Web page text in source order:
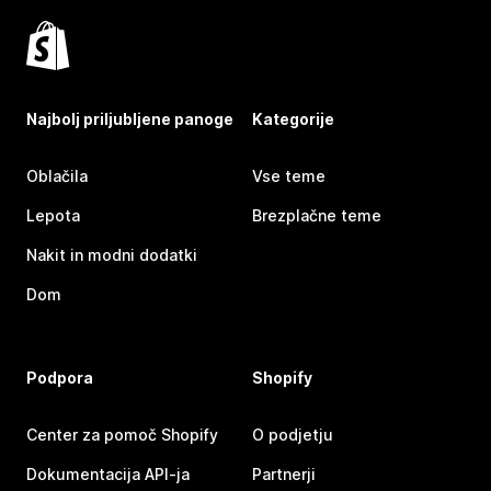
Najbolj priljubljene panoge
Oblačila
Lepota
Nakit in modni dodatki
Dom
Kategorije
Vse teme
Brezplačne teme
Podpora
Center za pomoč Shopify
Dokumentacija API-ja
Shopify
O podjetju
Partnerji